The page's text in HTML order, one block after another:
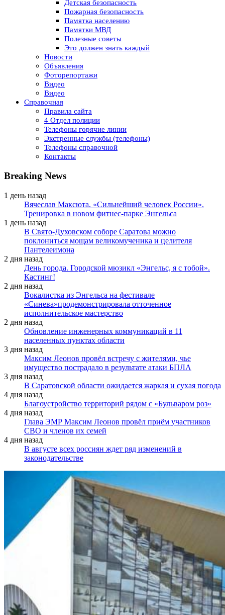
Детская безопасность
Пожарная безопасность
Памятка населению
Памятки МВД
Полезные советы
Это должен знать каждый
Новости
Объявления
Фоторепортажи
Видео
Видео
Справочная
Правила сайта
4 Отдел полиции
Телефоны горячие линии
Экстренные службы (телефоны)
Телефоны справочной
Контакты
Breaking News
1 день назад
Вячеслав Максюта. «Сильнейший человек России».
Тренировка в новом фитнес-парке Энгельса
1 день назад
В Свято-Духовском соборе Саратова можно
поклониться мощам великомученика и целителя
Пантелеимона
2 дня назад
День города. Городской мюзикл «Энгельс, я с тобой».
Кастинг!
2 дня назад
Вокалистка из Энгельса на фестивале
«Синева»продемонстрировала отточенное
исполнительское мастерство
2 дня назад
Обновление инженерных коммуникаций в 11
населенных пунктах области
3 дня назад
Максим Леонов провёл встречу с жителями, чье
имущество пострадало в результате атаки БПЛА
3 дня назад
В Саратовской области ожидается жаркая и сухая погода
4 дня назад
Благоустройство территорий рядом с «Бульваром роз»
4 дня назад
Глава ЭМР Максим Леонов провёл приём участников
СВО и членов их семей
4 дня назад
В августе всех россиян ждет ряд изменений в
законодательстве